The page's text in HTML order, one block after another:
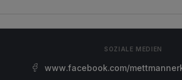
SOZIALE MEDIEN
www.facebook.com/